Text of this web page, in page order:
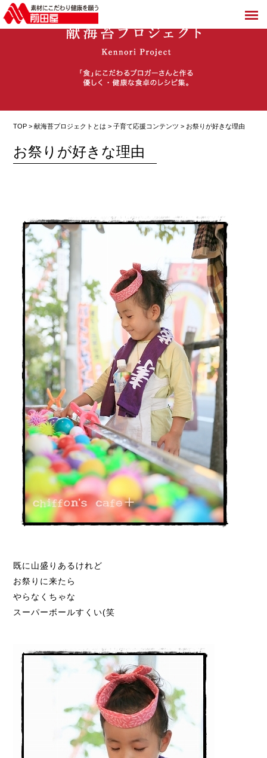
TOP >献海苔プロジェクトとは >子育て応援コンテンツ> お祭りが好きな理由
お祭りが好きな理由
既に山盛りあるけれど
お祭りに来たら
やらなくちゃな
スーパーボールすくい(笑